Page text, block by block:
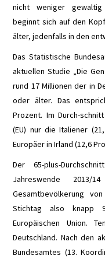
ADAPTIVER
TEMPOMAT
ADAPTIVER
TEMPOMAT MIT
FAHRASSISTENT
ANHÄNGER-
ASSISTENT
AUSWEICH-
ASSISTENT
nicht weniger gewaltig
beginnt sich auf den
älter, jedenfalls in den
Das Statistische
aktuellen Studie „Die
rund 17 Millionen der in
oder älter. Das
Prozent. Im Durch-
(EU) nur die Italiener
Europäer in Irland (12,6
Der 65-plus-
Jahreswende
Gesamtbevölkerung
Stichtag also knapp
Europäischen Union.
Deutschland. Nach den
Bundesamtes (13.